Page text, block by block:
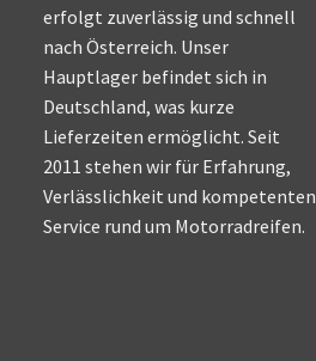
erfolgt zuverlässig und schnell
nach Österreich. Unser
Hauptlager befindet sich in
Deutschland, was kurze
Lieferzeiten ermöglicht. Seit
2011 stehen wir für Erfahrung,
Verlässlichkeit und kompetenten
Service rund um Motorradreifen.